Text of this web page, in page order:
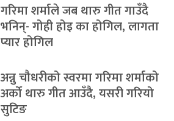
गरिमा शर्माले जब थारु गीत गाउँदै
भनिन्- गोही होइ का होगिल, लागता
प्यार होगिल
अन्नु चौधरीको स्वरमा गरिमा शर्माको
अर्को थारु गीत आउँदै, यसरी गरियो
सुटिङ